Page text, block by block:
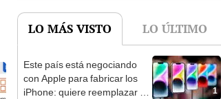
LO MÁS VISTO LO ÚLTIMO
1
Este país está negociando
con Apple para fabricar los
iPhone: quiere reemplazar a